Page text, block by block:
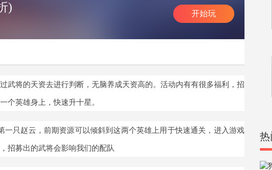
) 开始玩
武将的天资去进行判断，无脑养成天资高的。活动内有有很多福利，招
个英雄身上，快速升十星。
只赵云，前期资源可以倾斜到这两个英雄上用于快速通关，进入游戏
招募出的武将会影响我们的配队
热